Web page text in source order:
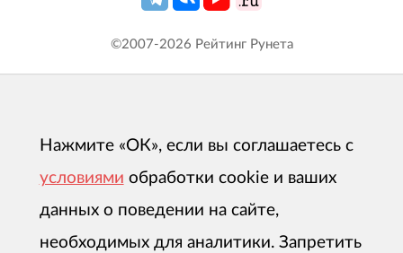
©2007-2026 Рейтинг Рунета
Нажмите «ОК», если вы соглашаетесь с
условиями обработки cookie и ваших
данных о поведении на сайте,
необходимых для аналитики. Запретить